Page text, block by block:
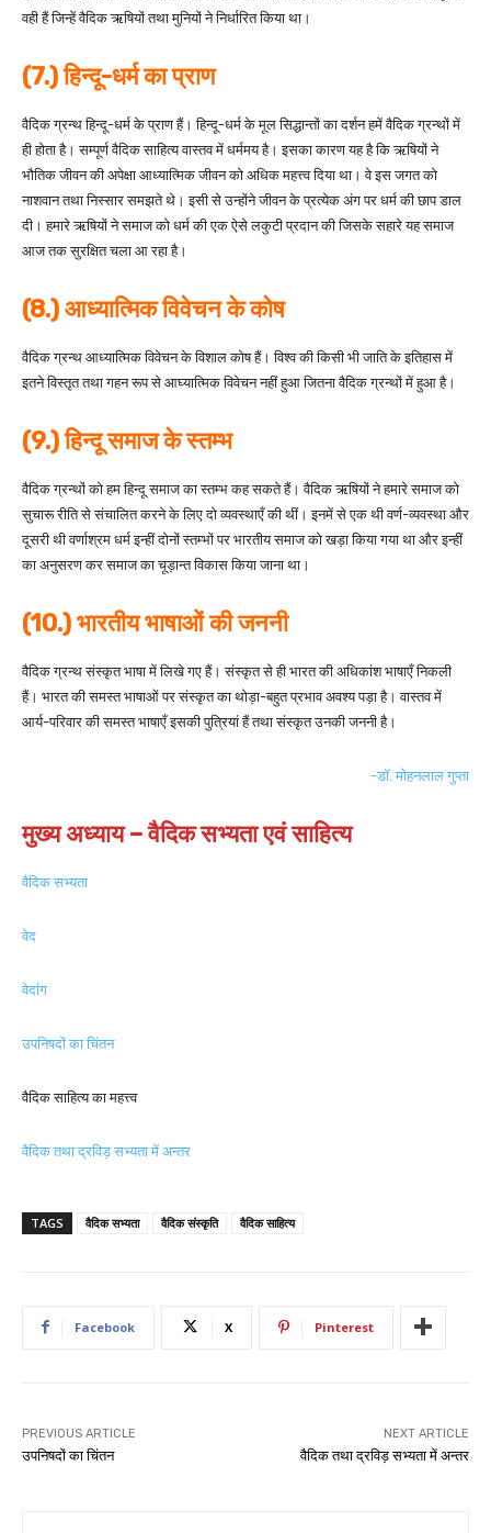
वही हैं जिन्हें वैदिक ऋषियों तथा मुनियों ने निर्धारित किया था।
(7.) हिन्दू-धर्म का प्राण
वैदिक ग्रन्थ हिन्दू-धर्म के प्राण हैं। हिन्दू-धर्म के मूल सिद्धान्तों का दर्शन हमें वैदिक ग्रन्थों में
ही होता है। सम्पूर्ण वैदिक साहित्य वास्तव में धर्ममय है। इसका कारण यह है कि ऋषियों ने
भौतिक जीवन की अपेक्षा आध्यात्मिक जीवन को अधिक महत्त्व दिया था। वे इस जगत को
नाशवान तथा निस्सार समझते थे। इसी से उन्होंने जीवन के प्रत्येक अंग पर धर्म की छाप डाल
दी। हमारे ऋषियों ने समाज को धर्म की एक ऐसे लकुटी प्रदान की जिसके सहारे यह समाज
आज तक सुरक्षित चला आ रहा है।
(8.) आध्यात्मिक विवेचन के कोष
वैदिक ग्रन्थ आध्यात्मिक विवेचन के विशाल कोष हैं। विश्व की किसी भी जाति के इतिहास में
इतने विस्तृत तथा गहन रूप से आघ्यात्मिक विवेचन नहीं हुआ जितना वैदिक ग्रन्थों में हुआ है।
(9.) हिन्दू समाज के स्तम्भ
वैदिक ग्रन्थों को हम हिन्दू समाज का स्तम्भ कह सकते हैं। वैदिक ऋषियों ने हमारे समाज को
सुचारू रीति से संचालित करने के लिए दो व्यवस्थाएँ की थीं। इनमें से एक थी वर्ण-व्यवस्था और
दूसरी थी वर्णाश्रम धर्म इन्हीं दोनों स्तम्भों पर भारतीय समाज को खड़ा किया गया था और इन्हीं
का अनुसरण कर समाज का चूड़ान्त विकास किया जाना था।
(10.) भारतीय भाषाओं की जननी
वैदिक ग्रन्थ संस्कृत भाषा में लिखे गए हैं। संस्कृत से ही भारत की अधिकांश भाषाएँ निकली
हैं। भारत की समस्त भाषाओं पर संस्कृत का थोड़ा-बहुत प्रभाव अवश्य पड़ा है। वास्तव में
आर्य-परिवार की समस्त भाषाएँ इसकी पुत्रियां हैं तथा संस्कृत उनकी जननी है।
-डॉ. मोहनलाल गुप्ता
मुख्य अध्याय –वैदिक सभ्यता एवं साहित्य
वैदिक सभ्यता
वेद
वेदांग
उपनिषदों का चिंतन
वैदिक साहित्य का महत्त्व
वैदिक तथा द्रविड़ सभ्यता में अन्तर
TAGS वैदिक सभ्यता वैदिक संस्कृति वैदिक साहित्य
Facebook X Pinterest
PREVIOUS ARTICLE
उपनिषदों का चिंतन
NEXT ARTICLE
वैदिक तथा द्रविड़ सभ्यता में अन्तर